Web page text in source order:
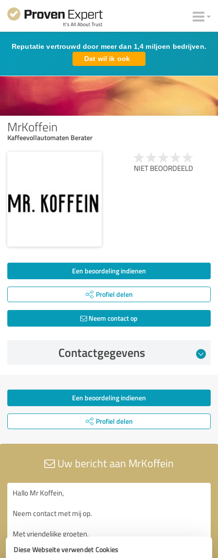
Diese Webseite verwendet Cookies
Reputatie vertrouwd door meer dan 1,4 miljoen bedrijven.
Dat wil ik ook
MrKoffein
Kaffeevollautomaten Berater
NIET BEOORDEELD
Een beoordeling indienen
Profiel delen
Neem contact op
Contactgegevens
Een beoordeling indienen
Profiel delen
Uw bericht aan MrKoffein